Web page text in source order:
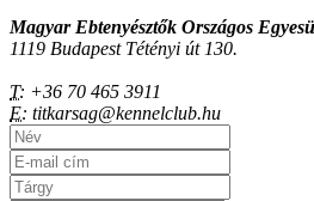
Magyar Ebtenyésztők Országos
1119 Budapest Tétényi út 130.
T: +36 70 465 3911
E: titkarsag@kennelclub.hu